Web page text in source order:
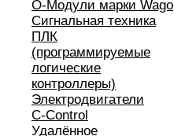
O-Модули марки Wago
Сигнальная техника
ПЛК
(программируемые
логические
контроллеры)
Электродвигатели
C-Control
Удалённое